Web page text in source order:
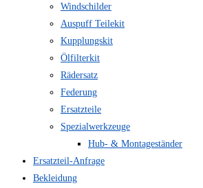
Windschilder
Auspuff Teilekit
Kupplungskit
Ölfilterkit
Rädersatz
Federung
Ersatzteile
Spezialwerkzeuge
Hub- & Montageständer
Ersatzteil-Anfrage
Bekleidung